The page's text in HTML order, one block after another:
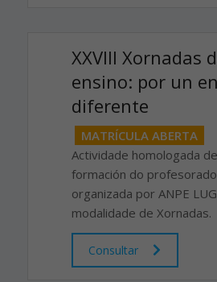
XXVIII Xornadas
ensino: por un
diferente
MATRÍCULA ABERTA
Actividade homologada de
formación do profesorado
organizada por ANPE
modalidade de Xornadas.
Consultar